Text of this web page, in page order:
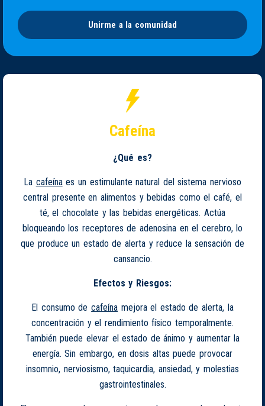
Unirme a la comunidad
Cafeína
¿Qué es?
La cafeínaes un estimulante natural del sistema nervioso
central presente en alimentos y bebidas como el café, el
té, el chocolate y las bebidas energéticas. Actúa
bloqueando los receptores de adenosina en el cerebro, lo
que produce un estado de alerta y reduce la sensación de
cansancio.
Efectos y Riesgos:
El consumo decafeína mejora el estado de alerta, la
concentración y el rendimiento físico temporalmente.
También puede elevar el estado de ánimo y aumentar la
energía. Sin embargo, en dosis altas puede provocar
insomnio, nerviosismo, taquicardia, ansiedad, y molestias
gastrointestinales.